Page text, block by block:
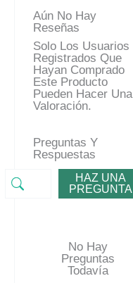
Aún No Hay
Reseñas
Solo Los Usuarios
Registrados Que
Hayan Comprado
Este Producto
Pueden Hacer Una
Valoración.
Preguntas Y
Respuestas
HAZ UNA
PREGUNTA
No Hay
Preguntas
Todavía